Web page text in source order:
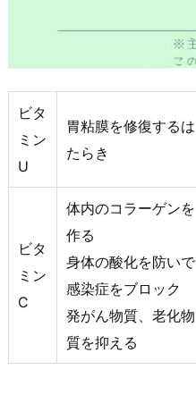
ビタ
ミン
U
胃粘膜を修復するは
たらき
ビタ
ミン
C
体内のコラーゲンを
作る
身体の酸化を防いで
感染症をブロック
発がん物質、老化物
質を抑える